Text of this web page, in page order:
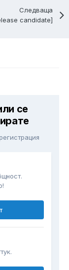
Следваща
candidate]
се